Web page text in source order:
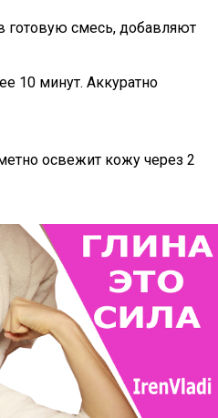
смесь, добавляют
10 минут. Аккуратно
освежит кожу через 2